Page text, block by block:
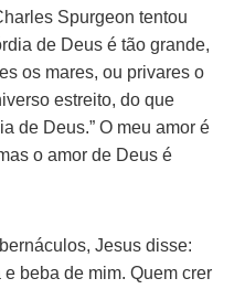
Spurgeon tentou
de Deus é tão grande,
os mares, ou privares o
estreito, do que
de Deus.” O meu amor é
o amor de Deus é
Jesus disse:
beba de mim. Quem crer